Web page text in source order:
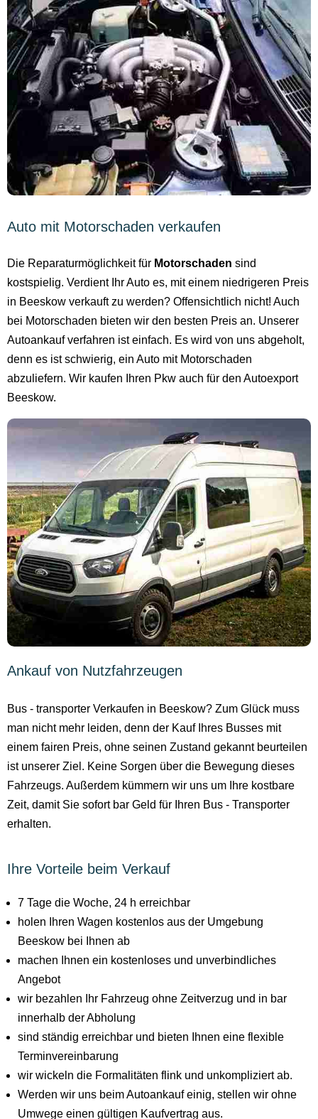
Auto mit Motorschaden verkaufen
Die Reparaturmöglichkeit für Motorschaden sind
kostspielig. Verdient Ihr Auto es, mit einem niedrigeren Preis
in Beeskow verkauft zu werden? Offensichtlich nicht! Auch
bei Motorschaden bieten wir den besten Preis an. Unserer
Autoankauf verfahren ist einfach. Es wird von uns abgeholt,
denn es ist schwierig, ein Auto mit Motorschaden
abzuliefern. Wir kaufen Ihren Pkw auch für den Autoexport
Beeskow.
Ankauf von Nutzfahrzeugen
Bus - transporter Verkaufen in Beeskow? Zum Glück muss
man nicht mehr leiden, denn der Kauf Ihres Busses mit
einem fairen Preis, ohne seinen Zustand gekannt beurteilen
ist unserer Ziel. Keine Sorgen über die Bewegung dieses
Fahrzeugs. Außerdem kümmern wir uns um Ihre kostbare
Zeit, damit Sie sofort bar Geld für Ihren Bus - Transporter
erhalten.
Ihre Vorteile beim Verkauf
7 Tage die Woche, 24 h erreichbar
holen Ihren Wagen kostenlos aus der Umgebung
Beeskow bei Ihnen ab
machen Ihnen ein kostenloses und unverbindliches
Angebot
wir bezahlen Ihr Fahrzeug ohne Zeitverzug und in bar
innerhalb der Abholung
sind ständig erreichbar und bieten Ihnen eine flexible
Terminvereinbarung
wir wickeln die Formalitäten flink und unkompliziert ab.
Werden wir uns beim Autoankauf einig, stellen wir ohne
Umwege einen gültigen Kaufvertrag aus.